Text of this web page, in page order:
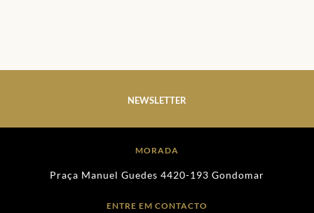
NEWSLETTER
MORADA
Praça Manuel Guedes 4420-193 Gondomar
ENTRE EM CONTACTO